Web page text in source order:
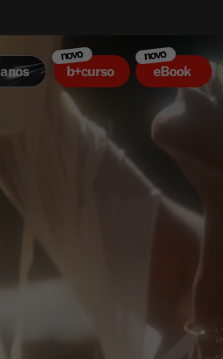
b+curso eBook